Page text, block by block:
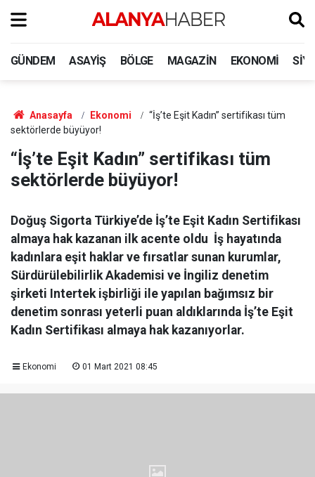
GÜNDEM ASAYIŞ BÖLGE MAGAZIN EKONOMI
Anasayfa Ekonomi
“İş’te Eşit Kadın” sertifikası tüm
sektörlerde büyüyor!
“İş’te Eşit Kadın” sertifikası tüm
sektörlerde büyüyor!
Doğuş Sigorta Türkiye’de İş’te Eşit Kadın Sertifikası
almaya hak kazanan ilk acente oldu İş hayatında
kadınlara eşit haklar ve fırsatlar sunan kurumlar,
Sürdürülebilirlik Akademisi ve İngiliz denetim
şirketi Intertek işbirliği ile yapılan bağımsız bir
denetim sonrası yeterli puan aldıklarında İş’te Eşit
Kadın Sertifikası almaya hak kazanıyorlar.
Ekonomi 01 Mart 2021 08:45